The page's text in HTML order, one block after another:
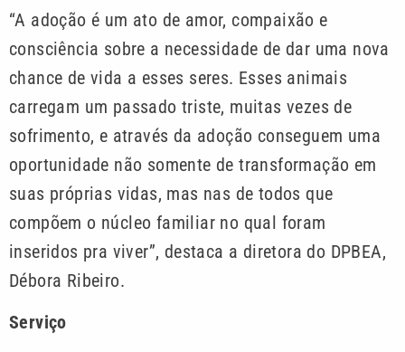
“A adoção é um ato de amor, compaixão e
consciência sobre a necessidade de dar uma nova
chance de vida a esses seres. Esses animais
carregam um passado triste, muitas vezes de
sofrimento, e através da adoção conseguem uma
oportunidade não somente de transformação em
suas próprias vidas, mas nas de todos que
compõem o núcleo familiar no qual foram
inseridos pra viver”, destaca a diretora do DPBEA,
Débora Ribeiro.
Serviço